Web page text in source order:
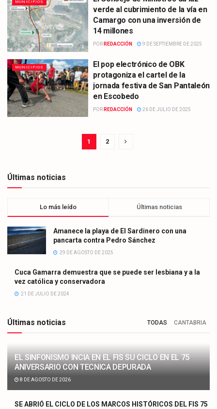
MUNICIPIOS
verde al cubrimiento de la vía en
Camargo con una inversión de
14 millones
POR REDACCIÓN 9 DE SEPTIEMBRE DE 2025
MUNICIPIOS
El pop electrónico de OBK
protagoniza el cartel de la
jornada festiva de San Pantaleón
en Escobedo
POR REDACCIÓN 26 DE JULIO DE 2025
1 2
Últimas noticias
Lo más leído Últimas noticias
Amanece la playa de El Sardinero con una
pancarta contra Pedro Sánchez
29 DE AGOSTO DE 2025
Cuca Gamarra demuestra que se puede ser lesbiana y a la
vez católica y conservadora
21 DE JULIO DE 2024
Últimas noticias TODAS CANTABRIA
EL SINFONISMO INCIA EN EL FIS SU CICLO EN EL 75
ANIVERSARIO CON TECNICA DEPURADA
8 DE AGOSTO DE 2026
SE ABRIÓ EL CICLO DE LOS MARCOS HISTÓRICOS DEL FIS 75